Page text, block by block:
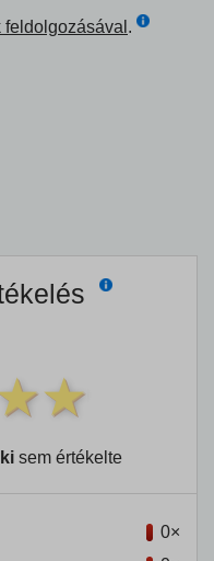
.
sem értékelte
0×